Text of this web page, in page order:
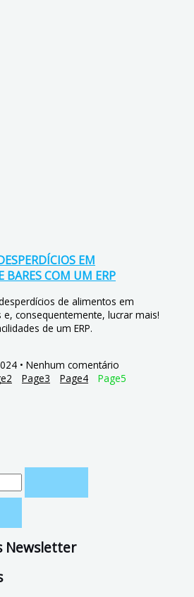
EM
BARES COM UM ERP
de alimentos em
consequentemente, lucrar mais!
de um ERP.
Nenhum comentário
2 Page3 Page4 Page5
Newsletter